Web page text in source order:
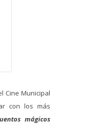
Cine Municipal
con los más
mágicos